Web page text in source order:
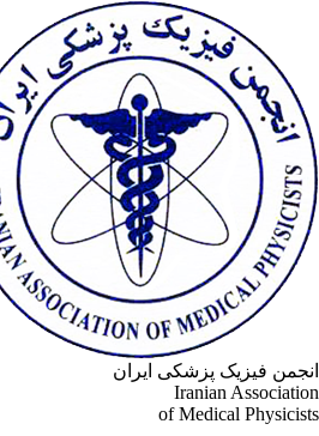
فیزیک پزشکی ایران
Iranian
of Medical